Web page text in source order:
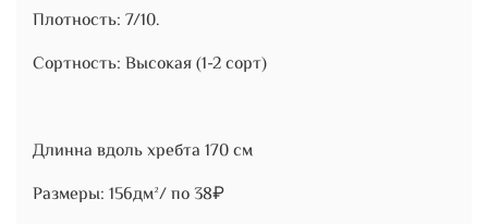
Плотность: 7/10.
Сортность: Высокая (1-2 сорт)
Длинна вдоль хребта 170 см
Размеры: 156дм²/ по 38₽